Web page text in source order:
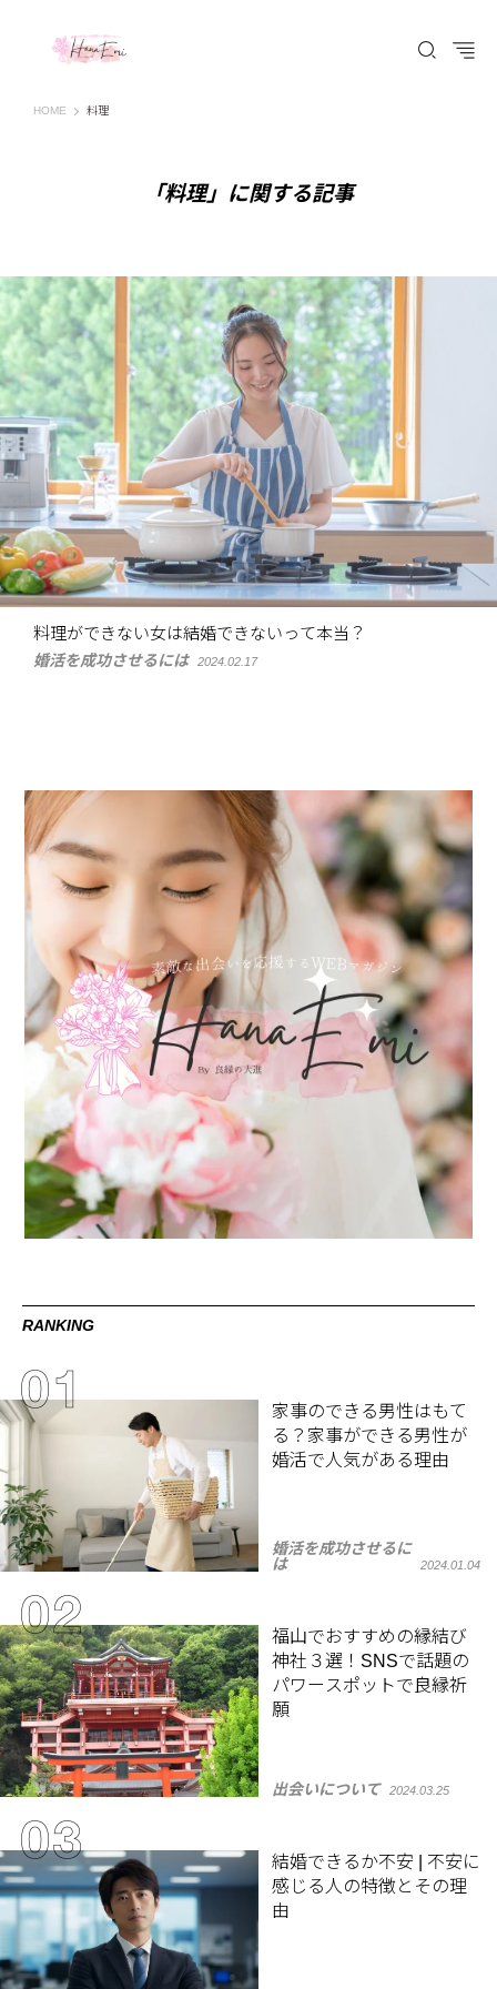
HOME はなえみ│HANAEMI│素敵な出会いを応援するWEBマガジン 広島、福山での婚活恋
料理
「料理」に関する記事
料理ができない女は結婚できないって本当？
婚活を成功させるには 2024.02.17
RANKING
家事のできる男性はもて
る？家事ができる男性が
婚活で人気がある理由
婚活を成功させるに
は
2024.01.04
福山でおすすめの縁結び
神社３選！SNSで話題の
パワースポットで良縁祈
願
出会いについて 2024.03.25
結婚できるか不安 | 不安に
感じる人の特徴とその理
由